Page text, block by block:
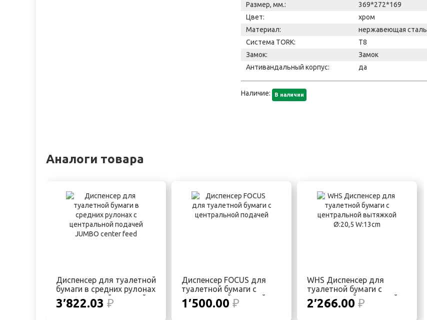
Размер, мм.:
369*272*169
Цвет:
хром
Материал:
нержавеющая сталь
Система TORK:
T8
Замок:
Замок
Антивандальный корпус:
да
Наличие: В наличии
Аналоги товара
Диспенсер для туалетной
бумаги в средних рулонах
c центральной подачей
JUMBO center feed
3′822.03 ₽
Диспенсер FOCUS для
туалетной бумаги с
центральной подачей
1′500.00 ₽
WHS Диспенсер для
туалетной бумаги с
центральной вытяжкой
Ø:20,5 W:13cm
2′266.00 ₽